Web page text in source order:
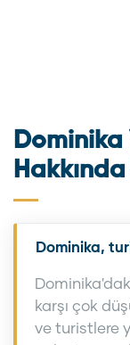
Dominika
Dominika,
karşı çok
ve turistlere